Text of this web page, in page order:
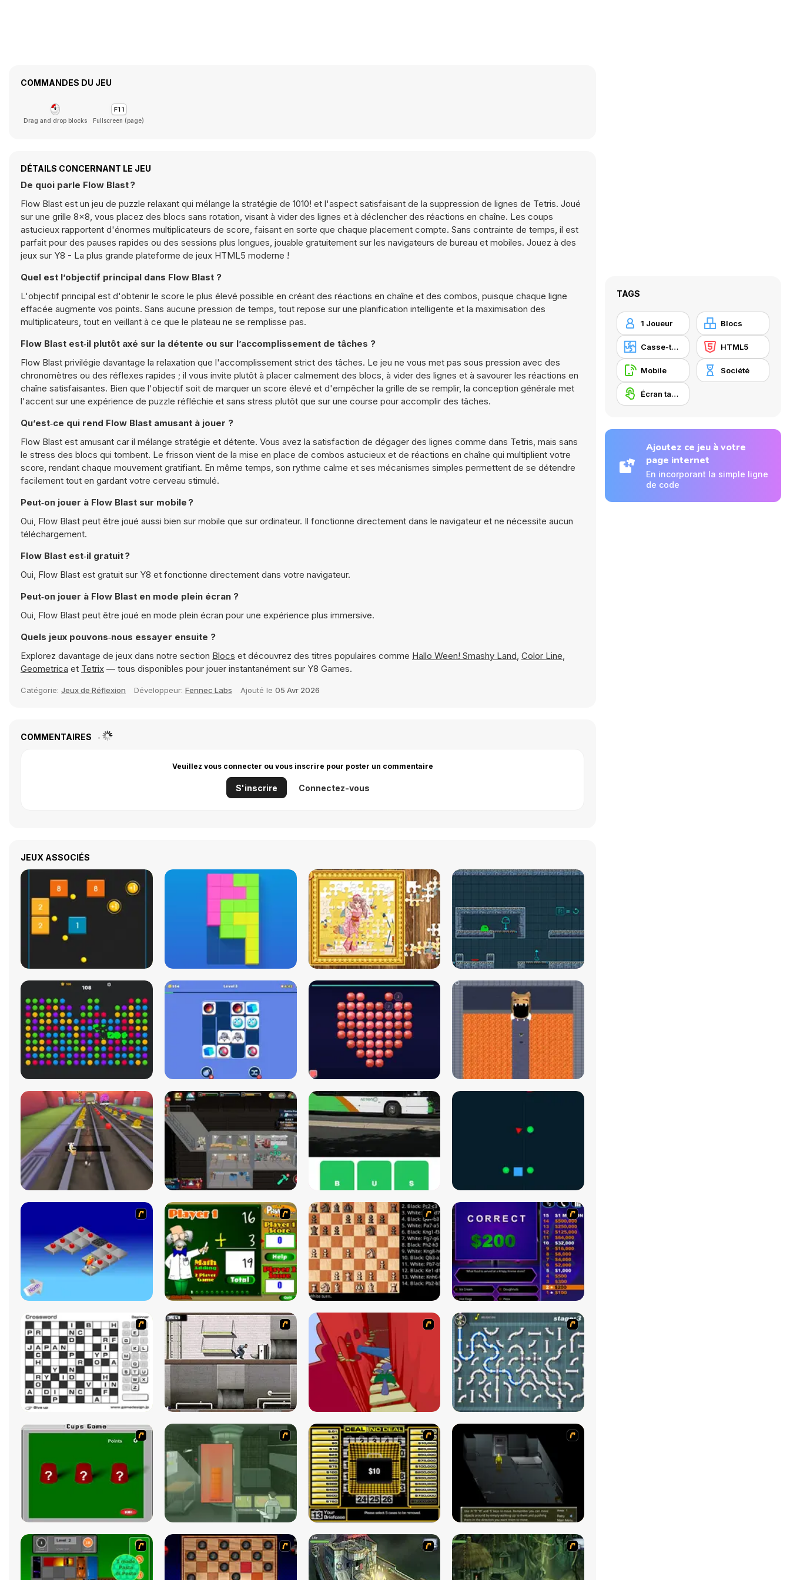
COMMANDES DU JEU
Drag and drop blocks Fullscreen (page)
DÉTAILS CONCERNANT LE JEU
De quoi parle Flow Blast ?
Flow Blast est un jeu de puzzle relaxant qui mélange la stratégie de 1010! et l'aspect satisfaisant de la suppression de lignes de Tetris. Joué
sur une grille 8x8, vous placez des blocs sans rotation, visant à vider des lignes et à déclencher des réactions en chaîne. Les coups
astucieux rapportent d'énormes multiplicateurs de score, faisant en sorte que chaque placement compte. Sans contrainte de temps, il est
parfait pour des pauses rapides ou des sessions plus longues, jouable gratuitement sur les navigateurs de bureau et mobiles. Jouez à des
jeux sur Y8 - La plus grande plateforme de jeux HTML5 moderne !
Quel est l’objectif principal dans Flow Blast ?
L'objectif principal est d'obtenir le score le plus élevé possible en créant des réactions en chaîne et des combos, puisque chaque ligne
effacée augmente vos points. Sans aucune pression de temps, tout repose sur une planification intelligente et la maximisation des
multiplicateurs, tout en veillant à ce que le plateau ne se remplisse pas.
Flow Blast est‑il plutôt axé sur la détente ou sur l’accomplissement de tâches ?
Flow Blast privilégie davantage la relaxation que l'accomplissement strict des tâches. Le jeu ne vous met pas sous pression avec des
chronomètres ou des réflexes rapides ; il vous invite plutôt à placer calmement des blocs, à vider des lignes et à savourer les réactions en
chaîne satisfaisantes. Bien que l'objectif soit de marquer un score élevé et d'empêcher la grille de se remplir, la conception générale met
l'accent sur une expérience de puzzle réfléchie et sans stress plutôt que sur une course pour accomplir des tâches.
Qu’est‑ce qui rend Flow Blast amusant à jouer ?
Flow Blast est amusant car il mélange stratégie et détente. Vous avez la satisfaction de dégager des lignes comme dans Tetris, mais sans
le stress des blocs qui tombent. Le frisson vient de la mise en place de combos astucieux et de réactions en chaîne qui multiplient votre
score, rendant chaque mouvement gratifiant. En même temps, son rythme calme et ses mécanismes simples permettent de se détendre
facilement tout en gardant votre cerveau stimulé.
Peut‑on jouer à Flow Blast sur mobile ?
Oui, Flow Blast peut être joué aussi bien sur mobile que sur ordinateur. Il fonctionne directement dans le navigateur et ne nécessite aucun
téléchargement.
Flow Blast est‑il gratuit ?
Oui, Flow Blast est gratuit sur Y8 et fonctionne directement dans votre navigateur.
Peut‑on jouer à Flow Blast en mode plein écran ?
Oui, Flow Blast peut être joué en mode plein écran pour une expérience plus immersive.
Quels jeux pouvons‑nous essayer ensuite ?
Explorez davantage de jeux dans notre section Blocs et découvrez des titres populaires comme Hallo Ween! Smashy Land, Color Line,
Geometrica et Tetrix — tous disponibles pour jouer instantanément sur Y8 Games.
Catégorie: Jeux de Réflexion Développeur: Fennec Labs Ajouté le 05 Avr 2026
COMMENTAIRES
Veuillez vous connecter ou vous inscrire pour poster un commentaire
S'inscrire Connectez-vous
JEUX ASSOCIÉS
TAGS
1 Joueur Blocs
Casse-tête HTML5
Mobile Société
Écran tactile
Ajoutez ce jeu à votre
page internet
En incorporant la simple ligne
de code